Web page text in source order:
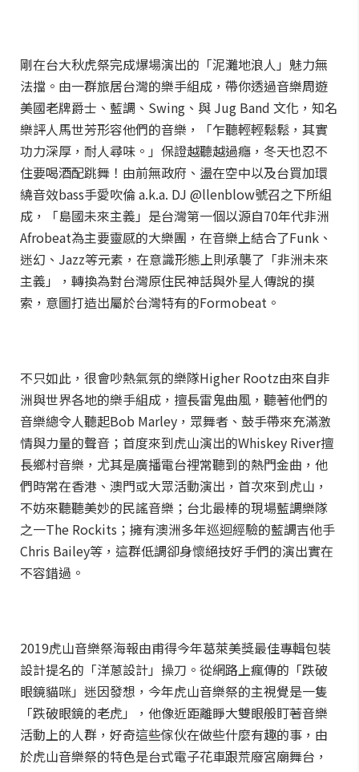
剛在台大秋虎祭完成爆場演出的「泥灘地浪人」魅力無
法擋。由一群旅居台灣的樂手組成，帶你透過音樂周遊
美國老牌爵士、藍調、Swing、與 Jug Band 文化，知名
樂評人馬世芳形容他們的音樂，「乍聽輕輕鬆鬆，其實
功力深厚，耐人尋味。」保證越聽越過癮，冬天也忍不
住要喝酒配跳舞！由前無政府、盪在空中以及台買加環
繞音效bass手愛吹倫 a.k.a. DJ @llenblow號召之下所組
成，「島國未來主義」是台灣第一個以源自70年代非洲
Afrobeat為主要靈感的大樂團，在音樂上結合了Funk、
迷幻、Jazz等元素，在意識形態上則承襲了「非洲未來
主義」，轉換為對台灣原住民神話與外星人傳說的摸
索，意圖打造出屬於台灣特有的Formobeat。
不只如此，很會吵熱氣氛的樂隊Higher Rootz由來自非
洲與世界各地的樂手組成，擅長雷鬼曲風，聽著他們的
音樂總令人聽起Bob Marley，眾舞者、鼓手帶來充滿激
情與力量的聲音；首度來到虎山演出的Whiskey River擅
長鄉村音樂，尤其是廣播電台裡常聽到的熱門金曲，他
們時常在香港、澳門或大眾活動演出，首次來到虎山，
不妨來聽聽美妙的民謠音樂；台北最棒的現場藍調樂隊
之一The Rockits；擁有澳洲多年巡迴經驗的藍調吉他手
Chris Bailey等，這群低調卻身懷絕技好手們的演出實在
不容錯過。
2019虎山音樂祭海報由甫得今年葛萊美獎最佳專輯包裝
設計提名的「洋蔥設計」操刀。從網路上瘋傳的「跌破
眼鏡貓咪」迷因發想，今年虎山音樂祭的主視覺是一隻
「跌破眼鏡的老虎」，他像近距離睜大雙眼般盯著音樂
活動上的人群，好奇這些傢伙在做些什麼有趣的事，由
於虎山音樂祭的特色是台式電子花車跟荒廢宮廟舞台，